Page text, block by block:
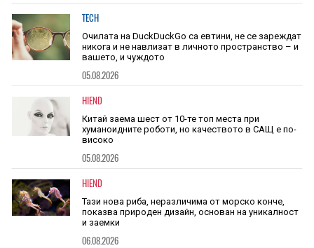
TECH
Очилата на DuckDuckGo са евтини, не се зареждат
никога и не навлизат в личното пространство – и
вашето, и чуждото
05.08.2026
HIEND
Китай заема шест от 10-те топ места при
хуманоидните роботи, но качеството в САЩ е по-
високо
05.08.2026
HIEND
Тази нова риба, неразличима от морско конче,
показва природен дизайн, основан на уникалност
и заемки
06.08.2026